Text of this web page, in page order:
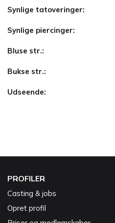
Synlige tatoveringer:
Synlige piercinger:
Bluse str.:
Bukse str.:
Udseende:
PROFILER
Casting & jobs
Opret profil